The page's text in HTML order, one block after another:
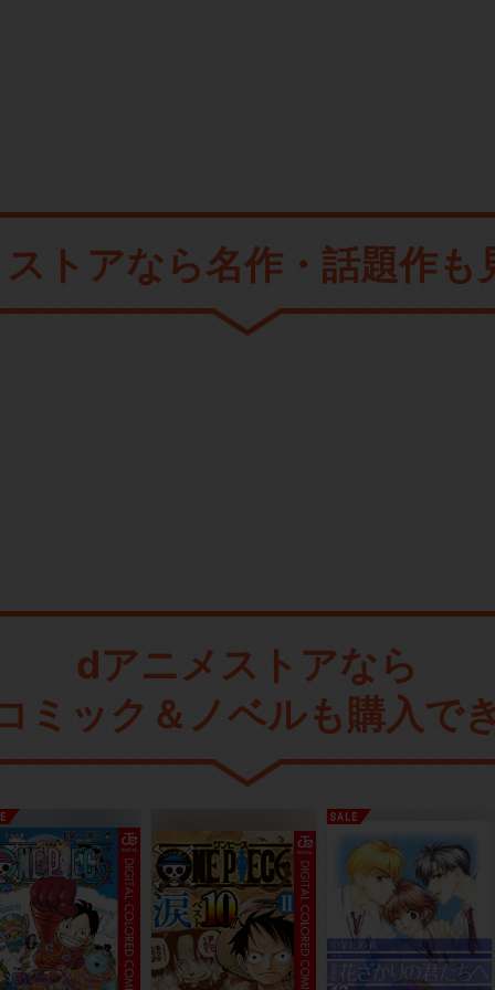
トアなら名作・話題作も
dアニメストアなら
ミック＆ノベルも購入で